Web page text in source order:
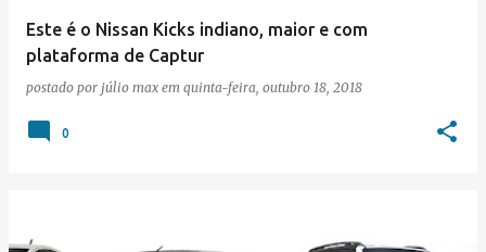
Este é o Nissan Kicks indiano, maior e com
plataforma de Captur
postado por júlio max em quinta-feira, outubro 18, 2018
0